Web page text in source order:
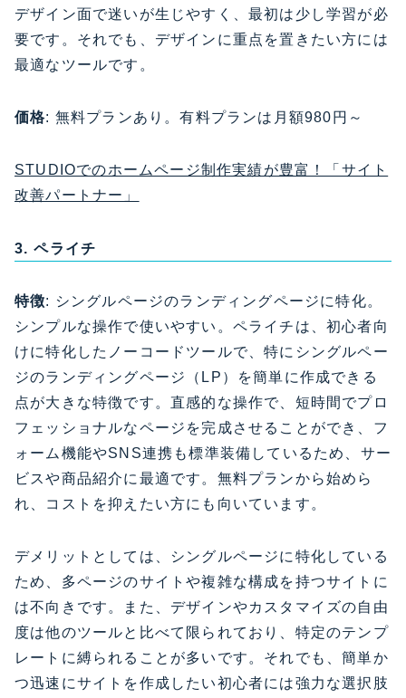
デザイン面で迷いが生じやすく、最初は少し学習が必
要です。それでも、デザインに重点を置きたい方には
最適なツールです。
価格: 無料プランあり。有料プランは月額980円～
STUDIOでのホームページ制作実績が豊富！「サイト
改善パートナー」
3. ペライチ
特徴: シングルページのランディングページに特化。
シンプルな操作で使いやすい。ペライチは、初心者向
けに特化したノーコードツールで、特にシングルペー
ジのランディングページ（LP）を簡単に作成できる
点が大きな特徴です。直感的な操作で、短時間でプロ
フェッショナルなページを完成させることができ、フ
ォーム機能やSNS連携も標準装備しているため、サー
ビスや商品紹介に最適です。無料プランから始めら
れ、コストを抑えたい方にも向いています。
デメリットとしては、シングルページに特化している
ため、多ページのサイトや複雑な構成を持つサイトに
は不向きです。また、デザインやカスタマイズの自由
度は他のツールと比べて限られており、特定のテンプ
レートに縛られることが多いです。それでも、簡単か
つ迅速にサイトを作成したい初心者には強力な選択肢